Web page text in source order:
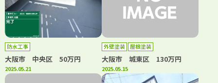
防水工事
大阪市 中央区 50万円
2025.05.21
外壁塗装 屋根塗装
大阪市 城東区 130万円
2025.05.15